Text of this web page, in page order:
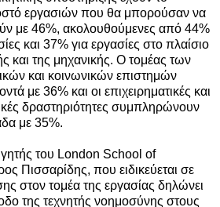
εργασιών που θα μπορούσαν να
με 46%, ακολουθούμενες από 44%
και 37% για εργασίες στο πλαίσιο
και της μηχανικής. Ο τομέας των
και κοινωνικών επιστημών
με 36% και οι επιχειρηματικές και
δραστηριότητες συμπληρώνουν
με 35%.
του London School of
Πισσαρίδης, που ειδικεύεται σε
στον τομέα της εργασίας δηλώνει
της τεχνητής νοημοσύνης στους